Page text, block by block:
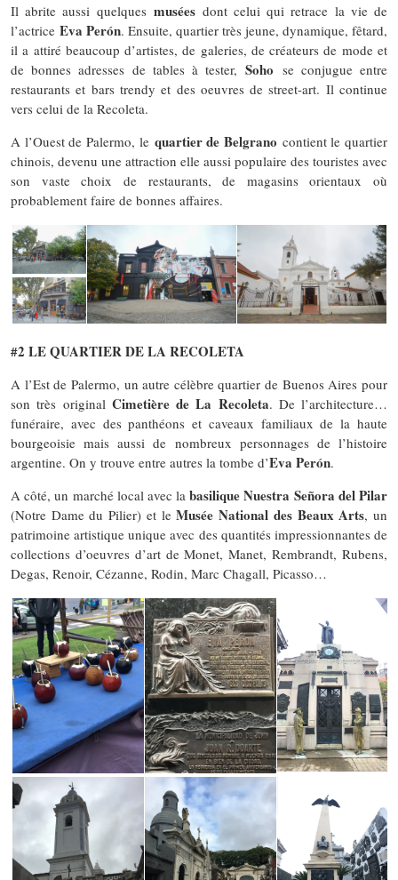
Il abrite aussi quelques muséesdont celui qui retrace la vie de
l’actrice Eva Perón. Ensuite, quartier très jeune, dynamique, fêtard,
il a attiré beaucoup d’artistes, de galeries, de créateurs de mode et
de bonnes adresses de tables à tester,Soho se conjugue entre
restaurants et bars trendy et des oeuvres de street-art. Il continue
vers celui de la Recoleta.
A l’Ouest de Palermo, lequartier de Belgrano contient le quartier
chinois, devenu une attraction elle aussi populaire des touristes avec
son vaste choix de restaurants, de magasins orientaux où
probablement faire de bonnes affaires.
#2 LE QUARTIER DE LA RECOLETA
A l’Est de Palermo, un autre célèbre quartier de Buenos Aires pour
son très original Cimetière de La Recoleta. De l’architecture…
funéraire, avec des panthéons et caveaux familiaux de la haute
bourgeoisie mais aussi de nombreux personnages de l’histoire
argentine. On y trouve entre autres la tombe d’Eva Perón.
A côté, un marché local avec labasilique Nuestra Señora del Pilar
(Notre Dame du Pilier) et leMusée National des Beaux Arts, un
patrimoine artistique unique avec des quantités impressionnantes de
collections d’oeuvres d’art de Monet, Manet, Rembrandt, Rubens,
Degas, Renoir, Cézanne, Rodin, Marc Chagall, Picasso…